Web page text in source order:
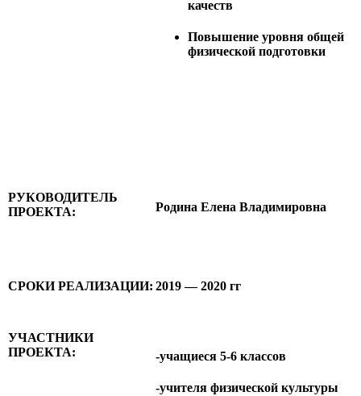
качеств
Повышение уровня общей
физической подготовки
РУКОВОДИТЕЛЬ
ПРОЕКТА:
Родина Елена Владимировна
СРОКИРЕАЛИЗАЦИИ: 2019 — 2020 гг
УЧАСТНИКИ
ПРОЕКТА:
-учащиеся 5-6 классов
-учителя физической культуры